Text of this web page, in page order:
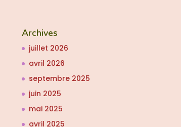
Archives
juillet 2026
avril 2026
septembre 2025
juin 2025
mai 2025
avril 2025